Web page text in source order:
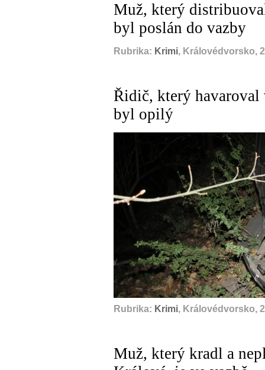
Muž, který
byl poslán do vazby
Rubrika: Krimi, Královédvorsko,
Řidič, který havaroval
byl opilý
Rubrika: Krimi, Královédvorsko,
Muž, který kradl a